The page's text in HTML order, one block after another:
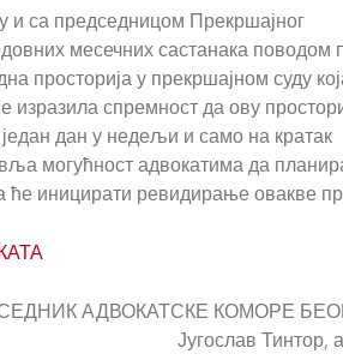
и са председницом Прекршајног
месечних састанака поводом
просторија у прекршајном суду
спремност да ову
дан у недељи и само на кратак
могућност адвокатима да
иницирати ревидирање овакве
АДВОКАТСКЕ КОМОРЕ
Југослав Тинтор,